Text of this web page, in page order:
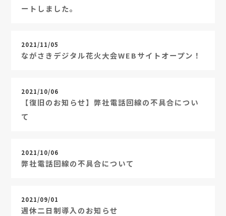
ートしました。
2021/11/05
ながさきデジタル花火大会WEBサイトオープン！
2021/10/06
【復旧のお知らせ】弊社電話回線の不具合につい
て
2021/10/06
弊社電話回線の不具合について
2021/09/01
週休二日制導入のお知らせ